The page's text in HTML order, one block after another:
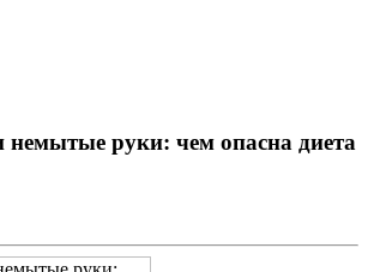
руки: чем опасна диета